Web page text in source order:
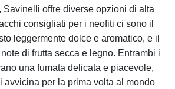
Savinelli offre diverse opzioni di alta
consigliati per i neofiti ci sono il
leggermente dolce e aromatico, e il
di frutta secca e legno. Entrambi i
una fumata delicata e piacevole,
avvicina per la prima volta al mondo